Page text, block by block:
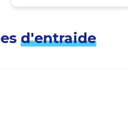
d'entraide